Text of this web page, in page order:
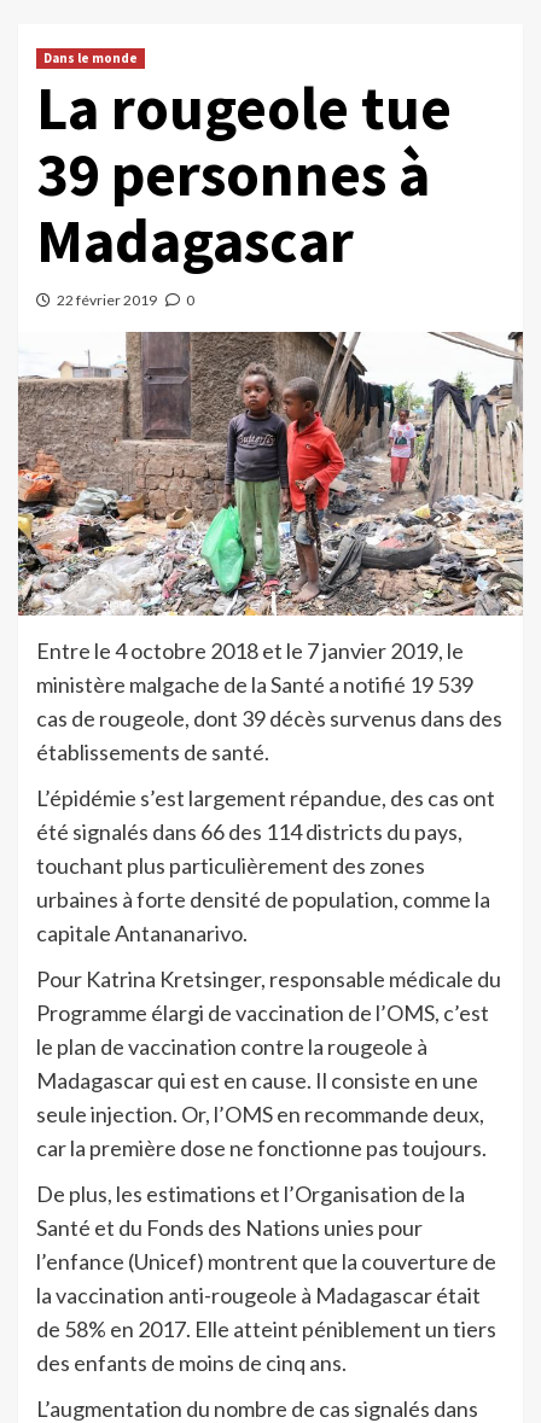
Dans le monde
La rougeole tue
39 personnes à
Madagascar
22 février 2019 0
Entre le 4 octobre 2018 et le 7 janvier 2019, le
ministère malgache de la Santé a notifié 19 539
cas de rougeole, dont 39 décès survenus dans des
établissements de santé.
L’épidémie s’est largement répandue, des cas ont
été signalés dans 66 des 114 districts du pays,
touchant plus particulièrement des zones
urbaines à forte densité de population, comme la
capitale Antananarivo.
Pour Katrina Kretsinger, responsable médicale du
Programme élargi de vaccination de l’OMS, c’est
le plan de vaccination contre la rougeole à
Madagascar qui est en cause. Il consiste en une
seule injection. Or, l’OMS en recommande deux,
car la première dose ne fonctionne pas toujours.
De plus, les estimations et l’Organisation de la
Santé et du Fonds des Nations unies pour
l’enfance (Unicef) montrent que la couverture de
la vaccination anti-rougeole à Madagascar était
de 58% en 2017. Elle atteint péniblement un tiers
des enfants de moins de cinq ans.
L’augmentation du nombre de cas signalés dans